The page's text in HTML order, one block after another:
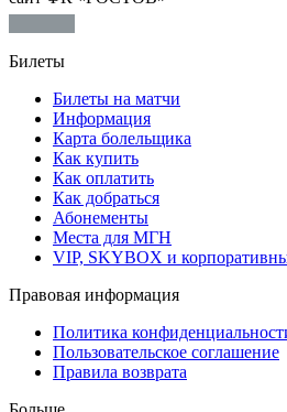
Билеты
Билеты на матчи
Информация
Карта болельщика
Как купить
Как оплатить
Как добраться
Абонементы
Места для МГН
VIP, SKYBOX и
Правовая информация
Политика
Пользовательское соглашение
Правила возврата